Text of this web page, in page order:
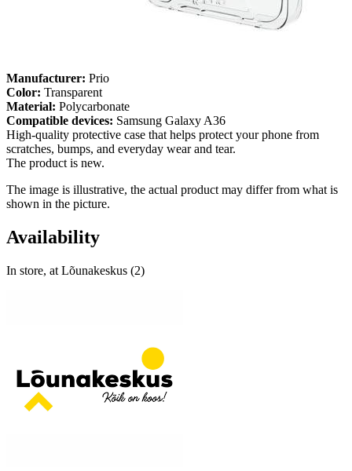
Manufacturer: Prio
Color: Transparent
Material: Polycarbonate
Compatible devices: Samsung Galaxy A36
High-quality protective case that helps protect your phone from
scratches, bumps, and everyday wear and tear.
The product is new.
The image is illustrative, the actual product may differ from what is
shown in the picture.
Availability
In store, at Lõunakeskus (2)